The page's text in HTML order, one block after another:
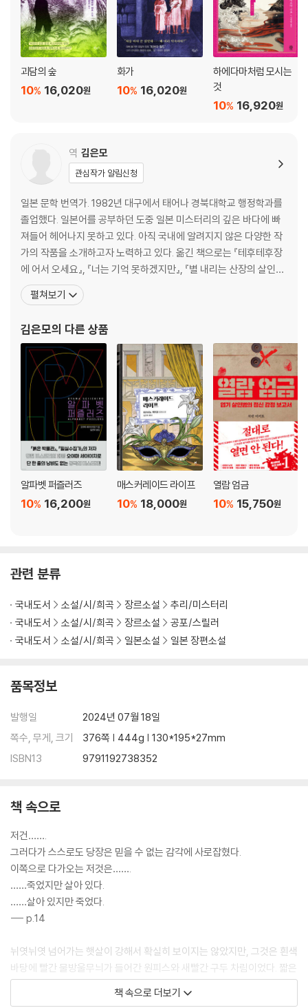
괴담의 숲
16,020원
10%
화가
16,020원
10%
하에다마처럼 모시는
것
16,920원
10%
역 김은모
관심작가 알림신청
일본 문학 번역가. 1982년 대구에서 태어나 경북대학교 행정학과를
졸업했다. 일본어를 공부하던 도중 일본 미스터리의 깊은 바다에 빠
져들어 헤어나지 못하고 있다. 아직 국내에 알려지지 않은 다양한 작
가의 작품을 소개하고자 노력하고 있다. 옮긴 책으로는 『테후테후장
에 어서 오세요』, 『너는 기억 못하겠지만』, 『별 내리는 산장의 살인』,
『여자 친구』를 비롯하여 아시베 다쿠의 고바야시 히로키의 『Q&A』,
미치오 슈스케의 『투명 카멜레온』, 『달과 게』, 『기담을 파는 가게』, 이
죄』, 고바야시 야스미의 『앨리스
펼쳐보기
김은모의 다른 상품
알파벳 퍼즐러즈
16,200원
10%
매스커레이드 라이프
18,000원
10%
열람 엄금
15,750원
10%
관련 분류
국내도서 소설/시/희곡 장르소설
추리/미스터리
국내도서
소설/시/희곡 장르소설
공포/스릴러
국내도서
소설/시/희곡 일본소설 일본 장편소설
품목정보
발행일
2024년 07월 18일
쪽수, 무게, 크기
376쪽 | 444g | 130*195*27mm
ISBN13
9791192738352
책 속으로
저건…….
그러다가 스스로도 당장은 믿을 수 없는 감각에 사로잡혔다.
이쪽으로 다가오는 저것은…….
……죽었지만 살아 있다.
……살아 있지만 죽었다.
--- p.14
뉘엿뉘엿 넘어가는 햇살이 강해서 확실히 보이지는 않았지만, 그것은 흰색
바탕에 빨간 물방울무늬가 들어간 원피스와 새빨간 구두 차림이었다. 짧은
옷소매에서 나와 있어야 할 두 팔도, 머리와 마찬가지로 없었다. 다만 가슴
은 몹시 컸다. 두 다리는 붙어 있었지만, 그것도 어쩐지 이상했다.
책 속으로 더보기